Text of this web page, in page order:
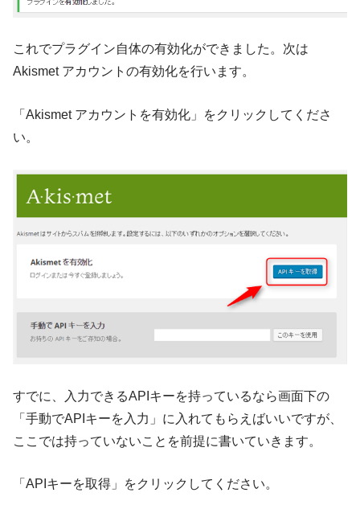
これでプラグイン自体の有効化ができました。次は
Akismet アカウントの有効化を行います。
「Akismet アカウントを有効化」をクリックしてくださ
い。
すでに、入力できるAPIキーを持っているなら画面下の
「手動でAPIキーを入力」に入れてもらえばいいですが、
ここでは持っていないことを前提に書いていきます。
「APIキーを取得」をクリックしてください。